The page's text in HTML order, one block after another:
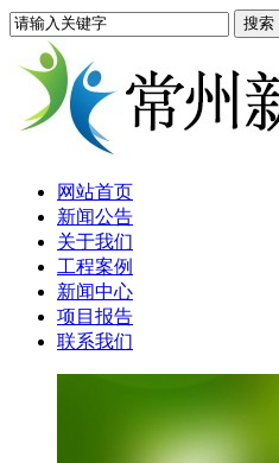
网站首页
新闻公告
关于我们
工程案例
新闻中心
项目报告
联系我们